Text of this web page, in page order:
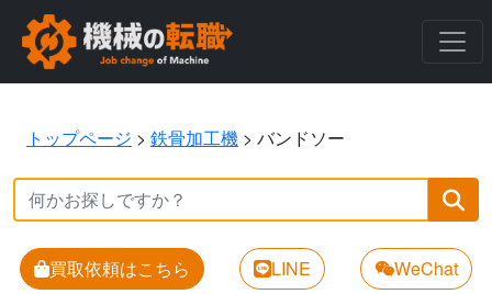
トップページ > 鉄骨加工機 > バンドソー
買取依頼はこちら LINE WeChat